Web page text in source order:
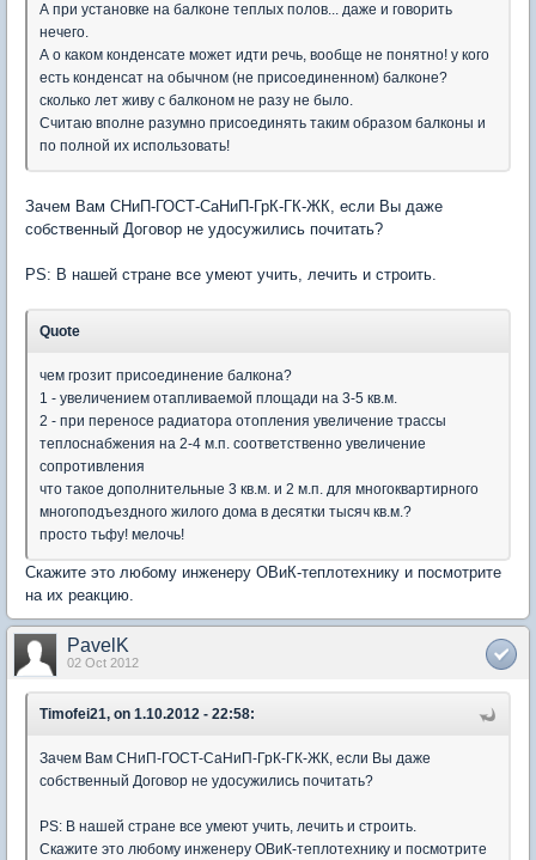
А при установке на балконе теплых полов... даже и говорить
нечего.
А о каком конденсате может идти речь, вообще не понятно! у кого
есть конденсат на обычном (не присоединенном) балконе?
сколько лет живу с балконом не разу не было.
Считаю вполне разумно присоединять таким образом балконы и
по полной их использовать!
Зачем Вам СНиП-ГОСТ-СаНиП-ГрК-ГК-ЖК, если Вы даже
собственный Договор не удосужились почитать?
PS: В нашей стране все умеют учить, лечить и строить.
Quote
чем грозит присоединение балкона?
1 - увеличением отапливаемой площади на 3-5 кв.м.
2 - при переносе радиатора отопления увеличение трассы
теплоснабжения на 2-4 м.п. соответственно увеличение
сопротивления
что такое дополнительные 3 кв.м. и 2 м.п. для многоквартирного
многоподъездного жилого дома в десятки тысяч кв.м.?
просто тьфу! мелочь!
Скажите это любому инженеру ОВиК-теплотехнику и посмотрите
на их реакцию.
PavelK
02 Oct 2012
Timofei21, on 1.10.2012 - 22:58:
Зачем Вам СНиП-ГОСТ-СаНиП-ГрК-ГК-ЖК, если Вы даже
собственный Договор не удосужились почитать?
PS: В нашей стране все умеют учить, лечить и строить.
Скажите это любому инженеру ОВиК-теплотехнику и посмотрите